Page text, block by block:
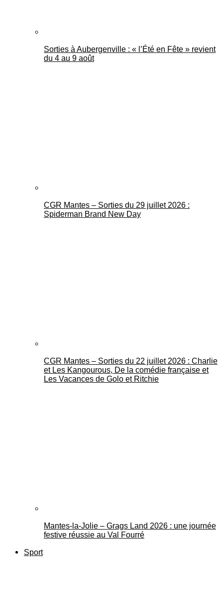
Sorties à Aubergenville : « l’Été en Fête » revient
du 4 au 9 août
CGR Mantes – Sorties du 29 juillet 2026 :
Spiderman Brand New Day
CGR Mantes – Sorties du 22 juillet 2026 : Charlie
et Les Kangourous, De la comédie française et
Les Vacances de Golo et Ritchie
Mantes-la-Jolie – Grags Land 2026 : une journée
festive réussie au Val Fourré
Sport